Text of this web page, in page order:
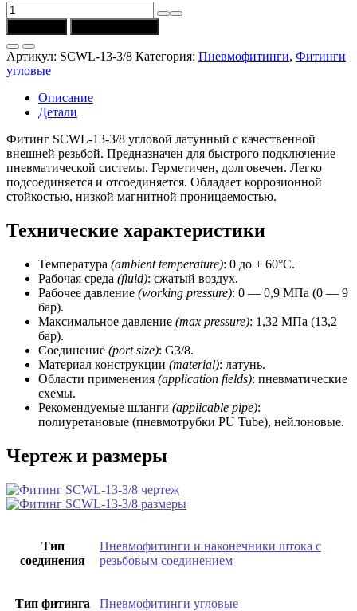
Количество
товара
Фитинг
SCWL-
13-
3/8
угловой
G3/8
(CSNSP)
Артикул: SCWL-13-3/8 Категория: Пневмофитинги, Фитинги
угловые
Описание
Детали
Фитинг SCWL-13-3/8 угловой латунный с качественной
внешней резьбой. Предназначен для быстрого подключение
пневматической системы. Герметичен, долговечен. Легко
подсоединяется и отсоединяется. Обладает коррозионной
стойкостью, низкой магнитной проницаемостью.
Технические характеристики
Температура (ambient temperature): 0 до + 60°C.
Рабочая среда (fluid): сжатый воздух.
Рабочее давление (working pressure): 0 — 0,9 МПа (0 — 9
бар).
Максимальное давление (max pressure): 1,32 МПа (13,2
бар).
Соединение (port size): G3/8.
Материал конструкции (material): латунь.
Области применения (application fields): пневматические
схемы.
Рекомендуемые шланги (applicable pipe):
полиуретановые (пневмотрубки PU Tube), нейлоновые.
Чертеж и размеры
Тип
соединения
Пневмофитинги и наконечники штока с
резьбовым соединением
Тип фитинга Пневмофитинги угловые